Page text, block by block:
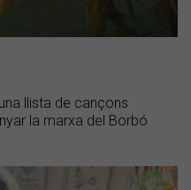
llista de cançons
la marxa del Borbó